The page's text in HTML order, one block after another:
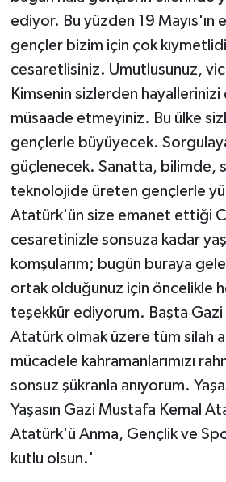
ediyor. Bu yüzden 19 Mayıs'ın
gençler bizim için çok
cesaretlisiniz. Umutlusunuz,
Kimsenin sizlerden hayallerinizi
müsaade etmeyiniz. Bu ülke
gençlerle büyüyecek.
güçlenecek. Sanatta, bilimde,
teknolojide üreten gençlerle
Atatürk'ün size emanet ettiği
cesaretinizle sonsuza kadar
komşularım; bugün buraya
ortak olduğunuz için öncelikle
teşekkür ediyorum. Başta Gazi
Atatürk olmak üzere tüm silah
mücadele kahramanlarımızı
sonsuz şükranla anıyorum.
Yaşasın Gazi Mustafa Kemal
Atatürk'ü Anma, Gençlik ve
kutlu olsun.'